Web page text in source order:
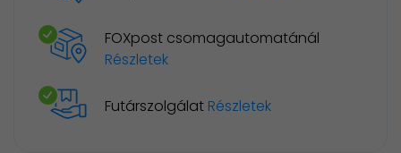
FOXpost csomagautomatánál
Részletek
Futárszolgálat Részletek